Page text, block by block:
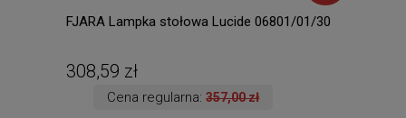
FJARA Lampka stołowa Lucide 06801/01/30
308,59 zł
Cena regularna:357,00 zł